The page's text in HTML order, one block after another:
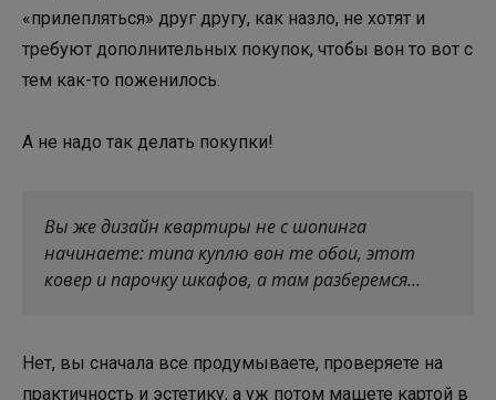
«прилепляться» друг другу, как назло, не хотят и
требуют дополнительных покупок, чтобы вон то вот с
тем как-то поженилось.
А не надо так делать покупки!
Вы же дизайн квартиры не с шопинга
начинаете: типа куплю вон те обои, этот
ковер и парочку шкафов, а там разберемся…
Нет, вы сначала все продумываете, проверяете на
практичность и эстетику, а уж потом машете картой в